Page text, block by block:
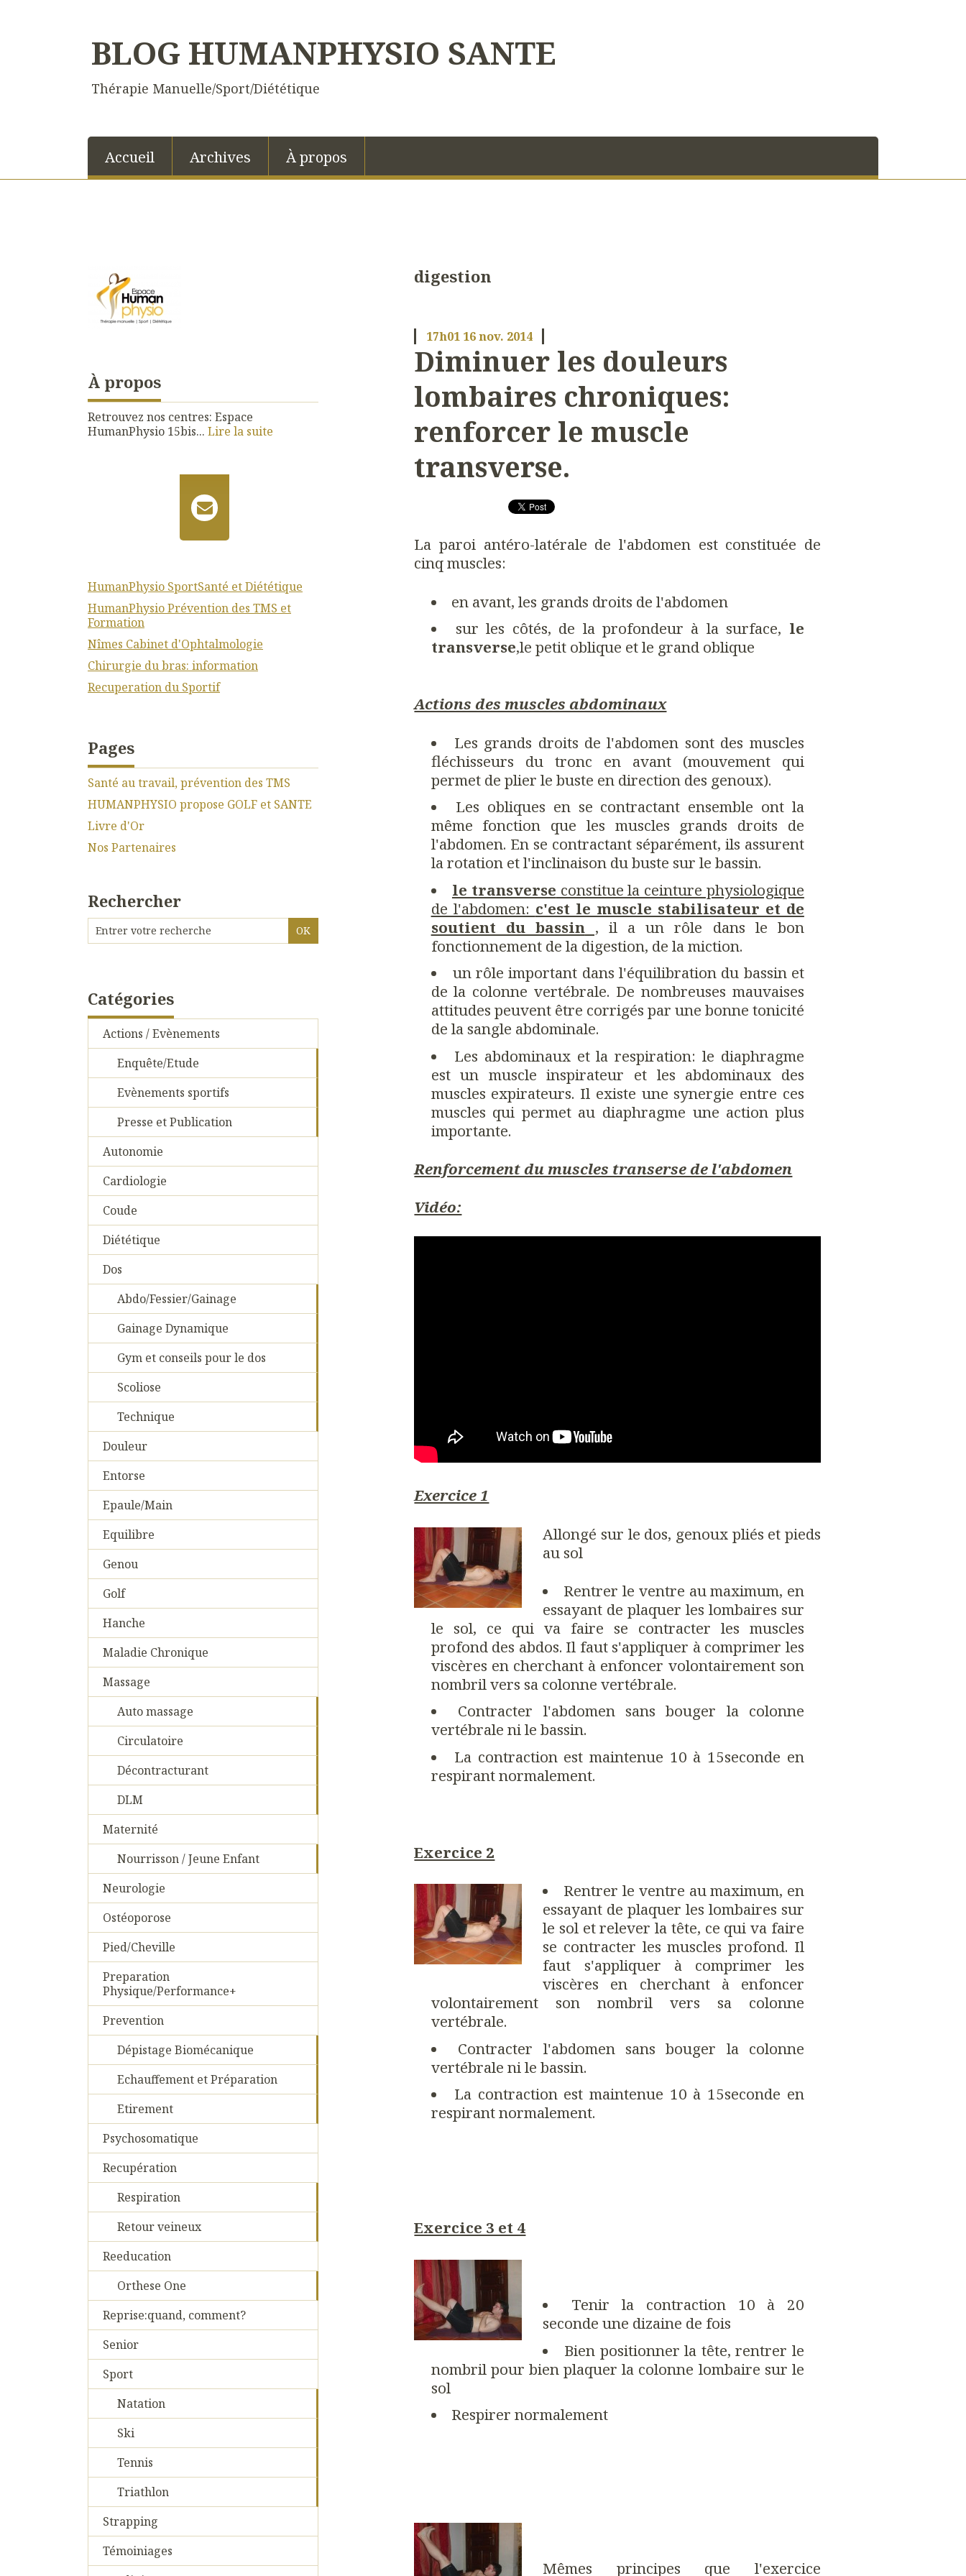
BLOG HUMANPHYSIO SANTE
Thérapie Manuelle/Sport/Diététique
Accueil Archives À propos
À propos
Retrouvez nos centres: Espace
HumanPhysio 15bis... Lire la suite
HumanPhysio SportSanté et Diététique
HumanPhysio Prévention des TMS et
Formation
Nîmes Cabinet d'Ophtalmologie
Chirurgie du bras: information
Recuperation du Sportif
Pages
Santé au travail, prévention des TMS
HUMANPHYSIO propose GOLF et SANTE
Livre d'Or
Nos Partenaires
Rechercher
Catégories
Actions / Evènements
Enquête/Etude
Evènements sportifs
Presse et Publication
Autonomie
Cardiologie
Coude
Diététique
Dos
Abdo/Fessier/Gainage
Gainage Dynamique
Gym et conseils pour le dos
Scoliose
Technique
Douleur
Entorse
Epaule/Main
Equilibre
Genou
Golf
Hanche
Maladie Chronique
Massage
Auto massage
Circulatoire
Décontracturant
DLM
Maternité
Nourrisson / Jeune Enfant
Neurologie
Ostéoporose
Pied/Cheville
Preparation
Physique/Performance+
Prevention
Dépistage Biomécanique
Echauffement et Préparation
Etirement
Psychosomatique
Recupération
Respiration
Retour veineux
Reeducation
Orthese One
Reprise:quand, comment?
Senior
Sport
Natation
Ski
Tennis
Triathlon
Strapping
Témoiniages
digestion
17h01 16nov. 2014
Diminuer les douleurs
lombaires chroniques:
renforcer le muscle
transverse.
La paroi antéro-latérale de l'abdomen est constituée de
cinq muscles:
en avant, les grands droits de l'abdomen
sur les côtés, de la profondeur à la surface, le
transverse,le petit oblique et le grand oblique
Actions des muscles abdominaux
Les grands droits de l'abdomen sont des muscles
fléchisseurs du tronc en avant (mouvement qui
permet de plier le buste en direction des genoux).
Les obliques en se contractant ensemble ont la
même fonction que les muscles grands droits de
l'abdomen. En se contractant séparément, ils assurent
la rotation et l'inclinaison du buste sur le bassin.
le transverse constitue la ceinture physiologique
de l'abdomen: c'est le muscle stabilisateur et de
soutient du bassin, il a un rôle dans le bon
fonctionnement de la digestion, de la miction.
un rôle important dans l'équilibration du bassin et
de la colonne vertébrale. De nombreuses mauvaises
attitudes peuvent être corrigés par une bonne tonicité
de la sangle abdominale.
Les abdominaux et la respiration: le diaphragme
est un muscle inspirateur et les abdominaux des
muscles expirateurs. Il existe une synergie entre ces
muscles qui permet au diaphragme une action plus
importante.
Renforcement du muscles transerse de l'abdomen
Vidéo:
Exercice 1
Allongé sur le dos, genoux pliés et pieds
au sol
Rentrer le ventre au maximum, en
essayant de plaquer les lombaires sur
le sol, ce qui va faire se contracter les muscles
profond des abdos. Il faut s'appliquer à comprimer les
viscères en cherchant à enfoncer volontairement son
nombril vers sa colonne vertébrale.
Contracter l'abdomen sans bouger la colonne
vertébrale ni le bassin.
La contraction est maintenue 10 à 15seconde en
respirant normalement.
Exercice 2
Rentrer le ventre au maximum, en
essayant de plaquer les lombaires sur
le sol et relever la tête, ce qui va faire
se contracter les muscles profond. Il
faut s'appliquer à comprimer les
viscères en cherchant à enfoncer
volontairement son nombril vers sa colonne
vertébrale.
Contracter l'abdomen sans bouger la colonne
vertébrale ni le bassin.
La contraction est maintenue 10 à 15seconde en
respirant normalement.
Exercice 3 et 4
Tenir la contraction 10 à 20
seconde une dizaine de fois
Bien positionner la tête, rentrer le
nombril pour bien plaquer la colonne lombaire sur le
sol
Respirer normalement
Mêmes principes que l'exercice